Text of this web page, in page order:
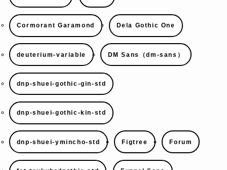
Cormorant Garamond Dela Gothic One
deuterium-variable DM Sans（dm-sans）
dnp-shuei-gothic-gin-std
dnp-shuei-gothic-kin-std
dnp-shuei-ymincho-std Figtree Forum